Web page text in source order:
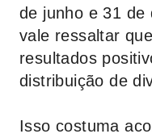
de junho e 31 de
vale ressaltar
resultados
distribuição de
Isso costuma